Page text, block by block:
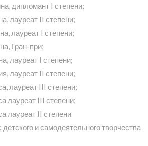
дипломант I степени;
лауреат II степени;
лауреат I степени;
Гран-при;
лауреат I степени;
лауреат II степени;
лауреат III степени;
лауреат III степени;
лауреат II степени
и самодеятельного творчества